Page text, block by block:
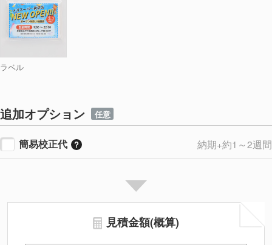
ラベル
追加オプション 任意
簡易校正代 納期+約1～2週間
見積金額(概算)